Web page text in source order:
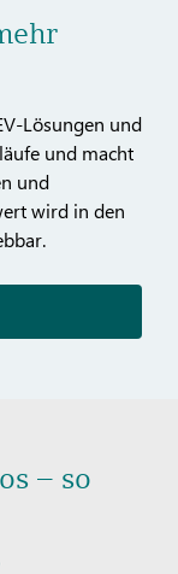
Lösungen und
und macht
und
wird in den
– so